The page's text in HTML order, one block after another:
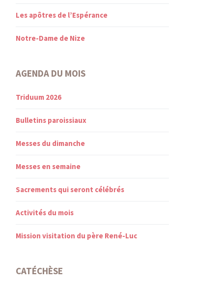
Les apôtres de l’Espérance
Notre-Dame de Nize
AGENDA DU MOIS
Triduum 2026
Bulletins paroissiaux
Messes du dimanche
Messes en semaine
Sacrements qui seront célébrés
Activités du mois
Mission visitation du père René-Luc
CATÉCHÈSE